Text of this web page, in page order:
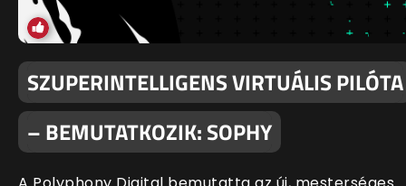
SZUPERINTELLIGENS VIRTUÁLIS PILÓTA
– BEMUTATKOZIK: SOPHY